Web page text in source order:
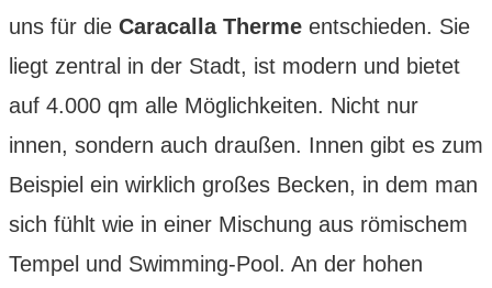
uns für die Caracalla Therme entschieden. Sie
liegt zentral in der Stadt, ist modern und bietet
auf 4.000 qm alle Möglichkeiten. Nicht nur
innen, sondern auch draußen. Innen gibt es zum
Beispiel ein wirklich großes Becken, in dem man
sich fühlt wie in einer Mischung aus römischem
Tempel und Swimming-Pool. An der hohen